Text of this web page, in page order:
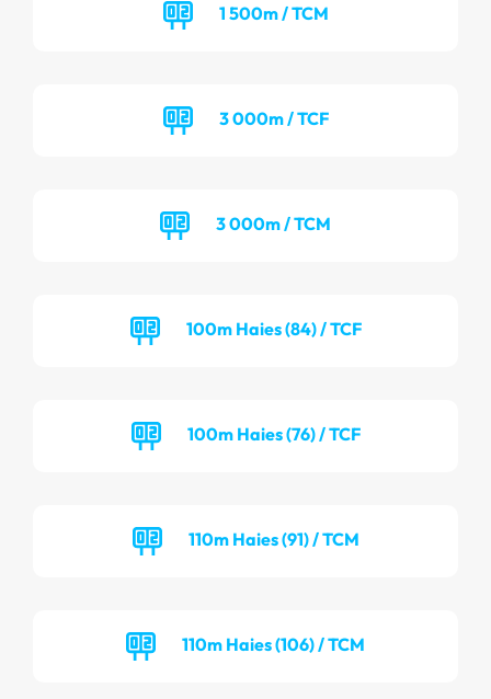
1 500m / TCM
3 000m / TCF
3 000m / TCM
100m Haies (84) / TCF
100m Haies (76) / TCF
110m Haies (91) / TCM
110m Haies (106) / TCM